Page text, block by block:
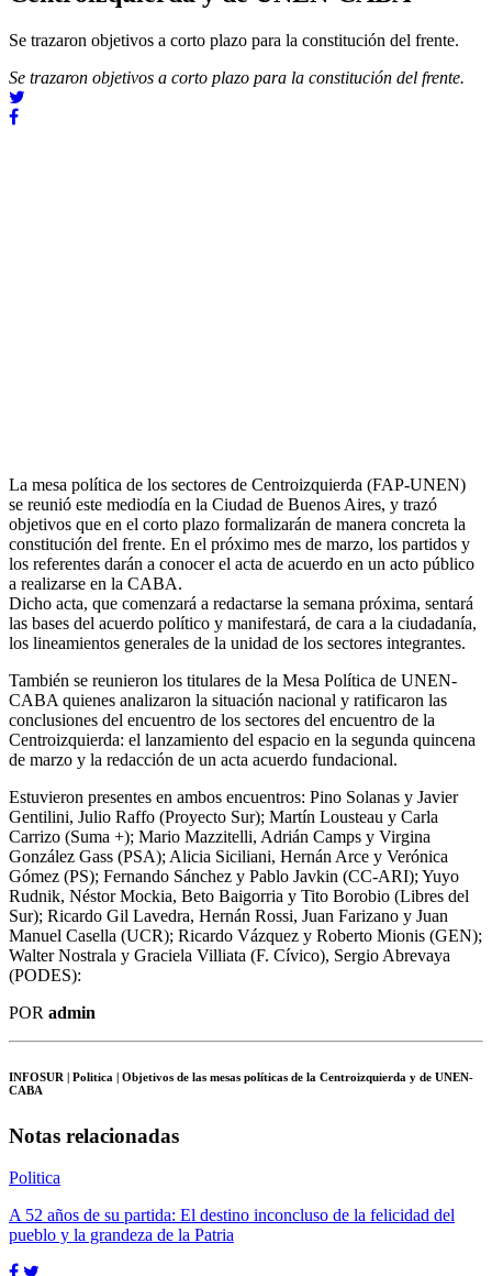
Se trazaron objetivos a corto plazo para la constitución del frente.
Se trazaron objetivos a corto plazo para la constitución del frente.
Gentilini, Julio Raffo (Proyecto Sur); Martín Lousteau y Carla
Carrizo (Suma +); Mario Mazzitelli, Adrián Camps y Virgina
González Gass (PSA); Alicia Siciliani, Hernán Arce y Verónica
Gómez (PS); Fernando Sánchez y Pablo Javkin (CC-ARI); Yuyo
Rudnik, Néstor Mockia, Beto Baigorria y Tito Borobio (Libres del
Sur); Ricardo Gil Lavedra, Hernán Rossi, Juan Farizano y Juan
Manuel Casella (UCR); Ricardo Vázquez y Roberto Mionis (GEN);
Walter Nostrala y Graciela Villiata (F. Cívico), Sergio Abrevaya
(PODES):
PORadmin
INFOSUR| Politica | Objetivos de las mesas políticas de la Centroizquierda y de UNEN-
CABA
Notas relacionadas
Politica
A 52 años de su partida: El destino inconcluso de la felicidad del
pueblo y la grandeza de la Patria
Cada 1° de julio, la memoria histórica de la Argentina se detiene
de los honores militares y las liturgias partidarias, los aniversarios
redondos o sucesivos nos obligan a desenterrar las vigas maestras de
[…]
Casa Común
Juan Pablo “Pali” Olsson Argumedo: El Guerrero Humanista de la
Casa Común La partida repentina de Juan Pablo “Pali” Olsson, el